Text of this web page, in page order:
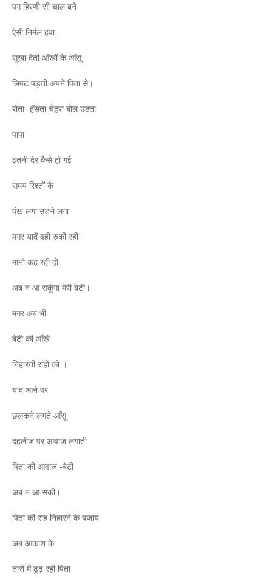
पग हिरणी सी चाल बने
ऐसी निर्मल हवा
सूखा देती आँखों के आंसू
लिपट पड़ती अपने पिता से।
रोता -हँसता चेहरा बोल उठता
पापा
इतनी देर कैसे हो गई
समय रिश्तों के
पंख लगा उड़ने लगा
मगर यादें वही रुकी रही
मानो कह रही हो
अब न आ सकूंगा मेरी बेटी।
मगर अब भी
बेटी की आँखे
निहारती राहों को ।
याद आने पर
छलकने लगते आँसू
दहलीज पर आवाज लगाती
पिता की आवाज -बेटी
अब न आ सकी।
पिता की राह निहारने के बजाय
अब आकाश के
तारों में ढूढ़ रही पिता